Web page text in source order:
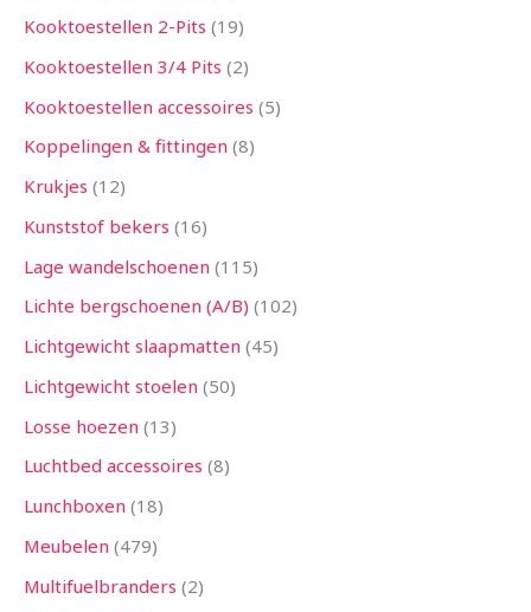
Kooktoestellen 2-Pits 19
Kooktoestellen 3/4 Pits 2
Kooktoestellen accessoires 5
Koppelingen & fittingen 8
Krukjes 12
Kunststof bekers 16
Lage wandelschoenen 115
Lichte bergschoenen (A/B) 102
Lichtgewicht slaapmatten 45
Lichtgewicht stoelen 50
Losse hoezen 13
Luchtbed accessoires 8
Lunchboxen 18
Meubelen 479
Multifuelbranders 2